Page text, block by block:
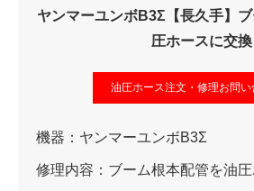
ヤンマーユンボB3Σ【長久手】
圧ホースに交換
油圧ホース注文・修理お問い
機器：ヤンマーユンボB3Σ
修理内容：ブーム根本配管を油